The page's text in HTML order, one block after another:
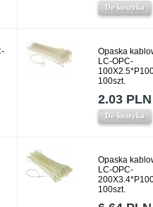
Do koszyka
Opaska
LC-OPC-
100szt.
2.03 PLN
Do koszyka
Opaska
LC-OPC-
100szt.